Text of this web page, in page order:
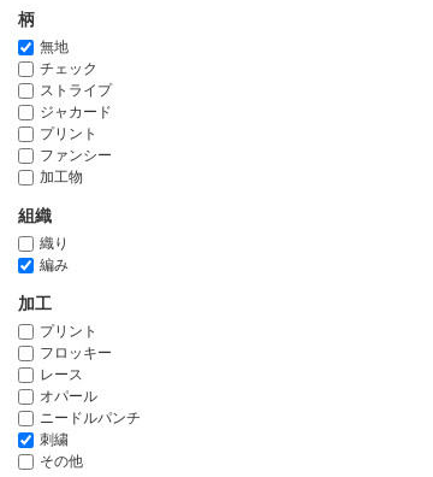
柄
無地
チェック
ストライプ
ジャカード
プリント
ファンシー
加工物
組織
織り
編み
加工
プリント
フロッキー
レース
オパール
ニードルパンチ
刺繍
その他